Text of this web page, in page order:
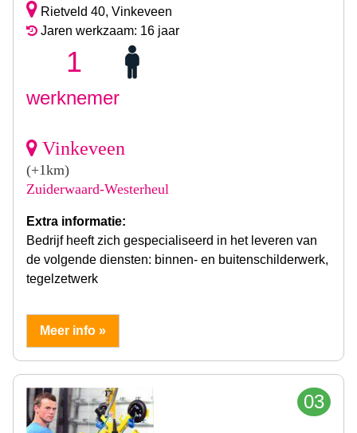
Rietveld 40, Vinkeveen
Jaren werkzaam: 16 jaar
1
werknemer
Vinkeveen
(+1km)
Zuiderwaard-Westerheul
Extra informatie:
Bedrijf heeft zich gespecialiseerd in het leveren van
de volgende diensten: binnen- en buitenschilderwerk,
tegelzetwerk
Meer info »
03